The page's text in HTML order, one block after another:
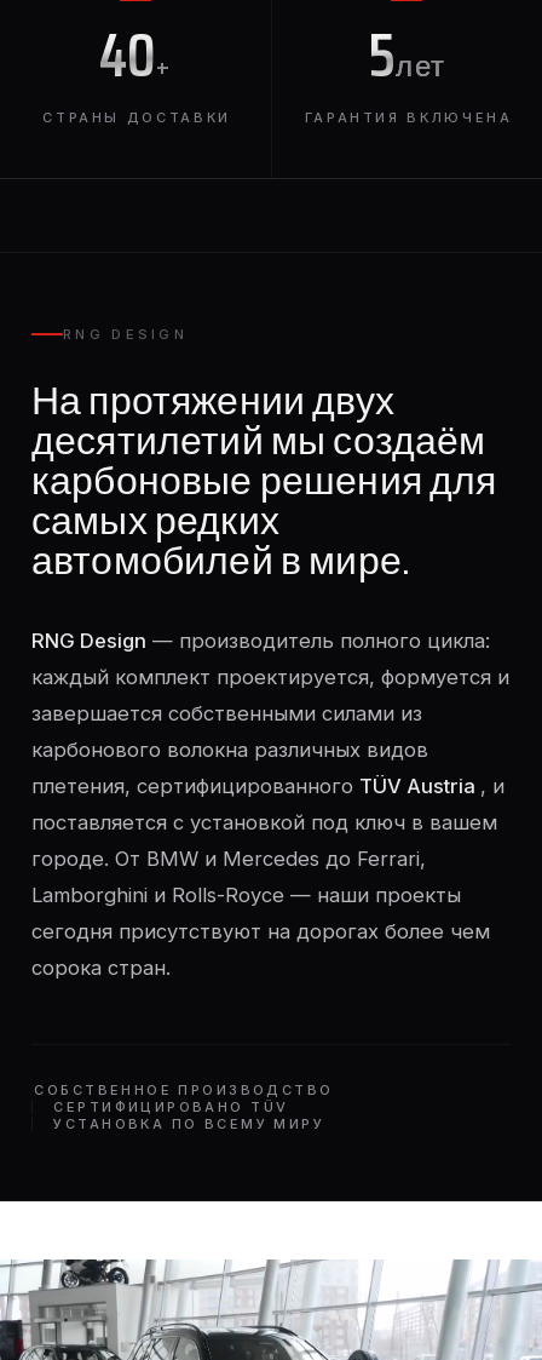
40+
СТРАНЫ ДОСТАВКИ
5лет
ГАРАНТИЯ ВКЛЮЧЕНА
RNG DESIGN
На протяжении двух
десятилетий мы создаём
карбоновые решения для
самых редких
автомобилей в мире.
RNG Design — производитель полного цикла:
каждый комплект проектируется, формуется и
завершается собственными силами из
карбонового волокна различных видов
плетения, сертифицированного TÜV Austria , и
поставляется с установкой под ключ в вашем
городе. От BMW и Mercedes до Ferrari,
Lamborghini и Rolls-Royce — наши проекты
сегодня присутствуют на дорогах более чем
сорока стран.
СОБСТВЕННОЕ ПРОИЗВОДСТВО
СЕРТИФИЦИРОВАНО TÜV
УСТАНОВКА ПО ВСЕМУ МИРУ